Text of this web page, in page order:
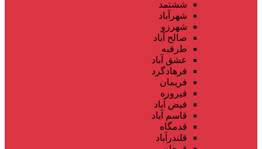
ششتمد
شهرآباد
شهرزو
صالح آباد
طرقبه
عشق آباد
فرهادگرد
فریمان
فیروزه
فیض آباد
قاسم آباد
قدمگاه
قلندرآباد